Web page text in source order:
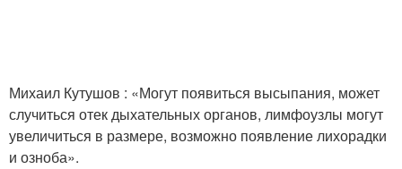
Михаил Кутушов : «Могут появиться высыпания, может
случиться отек дыхательных органов, лимфоузлы могут
увеличиться в размере, возможно появление лихорадки
и озноба».